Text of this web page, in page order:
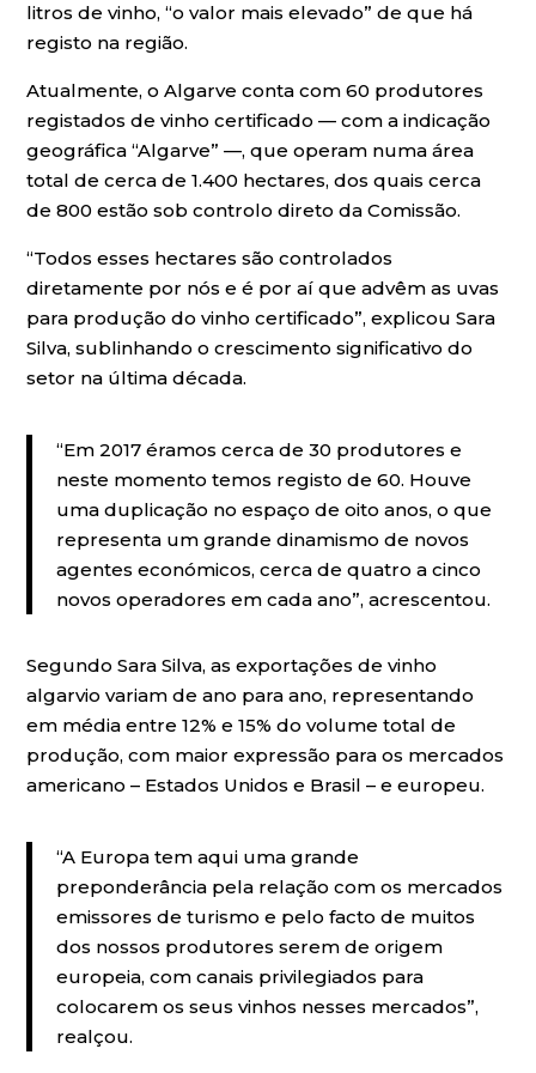
litros de vinho, “o valor mais elevado” de que há
registo na região.
Atualmente, o Algarve conta com 60 produtores
registados de vinho certificado — com a indicação
geográfica “Algarve” —, que operam numa área
total de cerca de 1.400 hectares, dos quais cerca
de 800 estão sob controlo direto da Comissão.
“Todos esses hectares são controlados
diretamente por nós e é por aí que advêm as uvas
para produção do vinho certificado”, explicou Sara
Silva, sublinhando o crescimento significativo do
setor na última década.
“Em 2017 éramos cerca de 30 produtores e
neste momento temos registo de 60. Houve
uma duplicação no espaço de oito anos, o que
representa um grande dinamismo de novos
agentes económicos, cerca de quatro a cinco
novos operadores em cada ano”, acrescentou.
Segundo Sara Silva, as exportações de vinho
algarvio variam de ano para ano, representando
em média entre 12% e 15% do volume total de
produção, com maior expressão para os mercados
americano – Estados Unidos e Brasil – e europeu.
“A Europa tem aqui uma grande
preponderância pela relação com os mercados
emissores de turismo e pelo facto de muitos
dos nossos produtores serem de origem
europeia, com canais privilegiados para
colocarem os seus vinhos nesses mercados”,
realçou.